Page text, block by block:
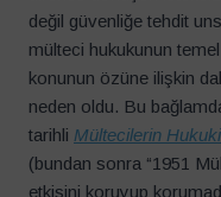
değil güvenliğe tehdit
mülteci hukukunun
konunun özüne ilişkin
neden oldu. Bu
tarihli Mültecilerin
(bundan sonra “1951
etkisini koruyup